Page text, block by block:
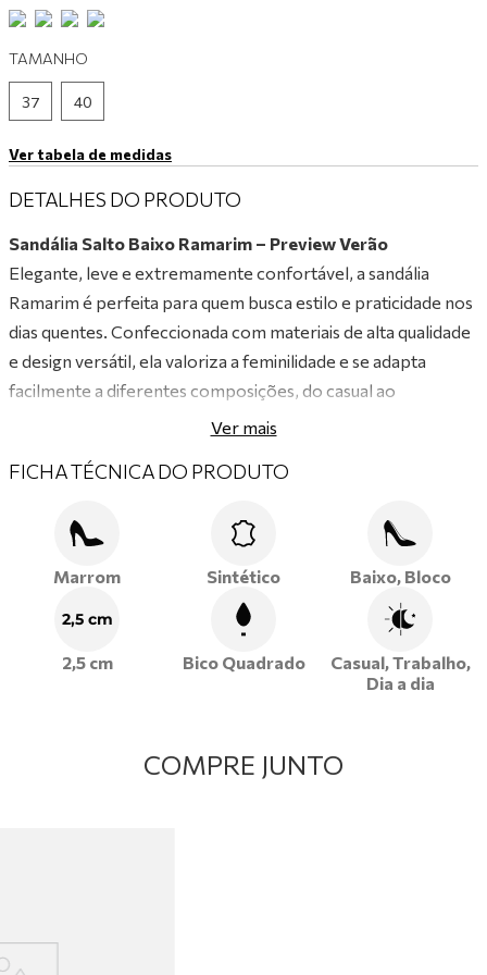
TAMANHO
37 40
Ver tabela de medidas
DETALHES DO PRODUTO
Sandália Salto Baixo Ramarim – Preview Verão
Elegante, leve e extremamente confortável, a sandália
Ramarim é perfeita para quem busca estilo e praticidade nos
dias quentes. Confeccionada com materiais de alta qualidade
e design versátil, ela valoriza a feminilidade e se adapta
facilmente a diferentes composições, do casual ao
sofisticado. Com salto baixo e estável, proporciona bem-
moderno e charmoso.
Ver mais
FICHA TÉCNICA DO PRODUTO
Marrom Sintético Baixo, Bloco
2,5 cm
2,5 cm Bico Quadrado
Casual, Trabalho,
Dia a dia
COMPRE JUNTO
9º
tênis branco
10º tênis preto